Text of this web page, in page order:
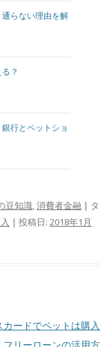
らない理由を解
？
行とペットショ
豆知識,消費者金融 | タ
| 投稿日: 2018年1月
カードでペットは購入
フリーローンの活用方